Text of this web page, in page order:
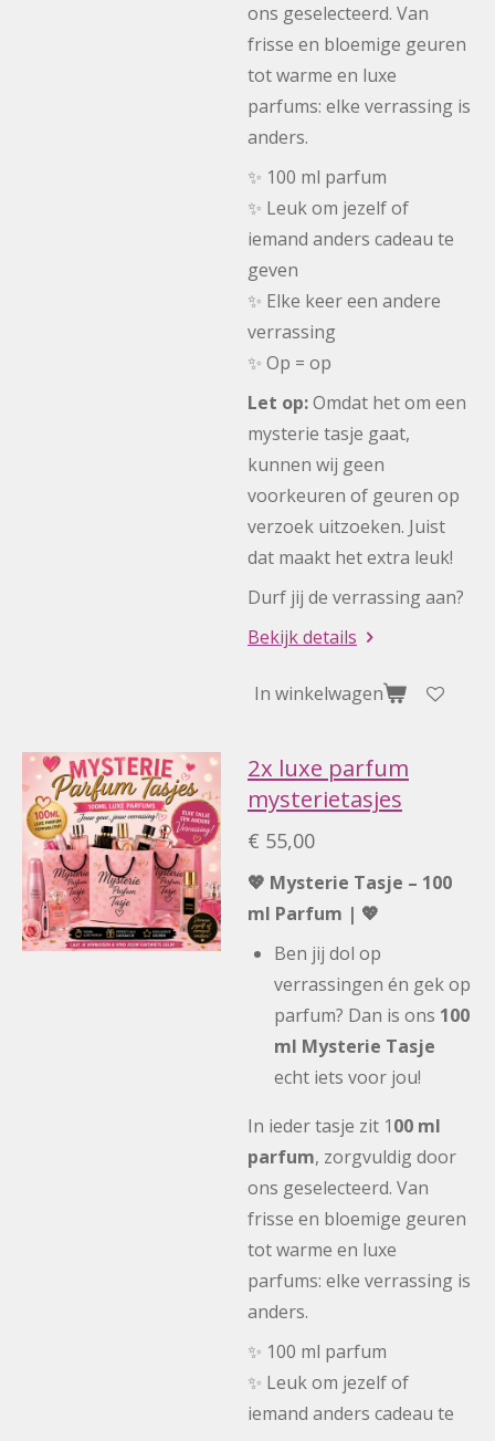
ons geselecteerd. Van
frisse en bloemige geuren
tot warme en luxe
parfums: elke verrassing is
anders.
✨ 100 ml parfum
✨ Leuk om jezelf of
iemand anders cadeau te
geven
✨ Elke keer een andere
verrassing
✨ Op = op
Let op:Omdat het om een
mysterie tasje gaat,
kunnen wij geen
voorkeuren of geuren op
verzoek uitzoeken. Juist
dat maakt het extra leuk!
Durf jij de verrassing aan?
Bekijk details
In winkelwagen
2x luxe parfum
mysterietasjes
€ 55,00
💖 Mysterie Tasje – 100
ml Parfum | 💖
Ben jij dol op
verrassingen én gek op
parfum? Dan is ons 100
ml Mysterie Tasje
echt iets voor jou!
In ieder tasje zit 100 ml
parfum, zorgvuldig door
ons geselecteerd. Van
frisse en bloemige geuren
tot warme en luxe
parfums: elke verrassing is
anders.
✨ 100 ml parfum
✨ Leuk om jezelf of
iemand anders cadeau te